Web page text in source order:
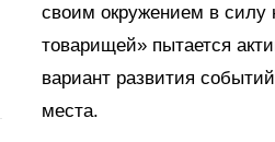
своим окружением в силу
товарищей» пытается
вариант развития
места.